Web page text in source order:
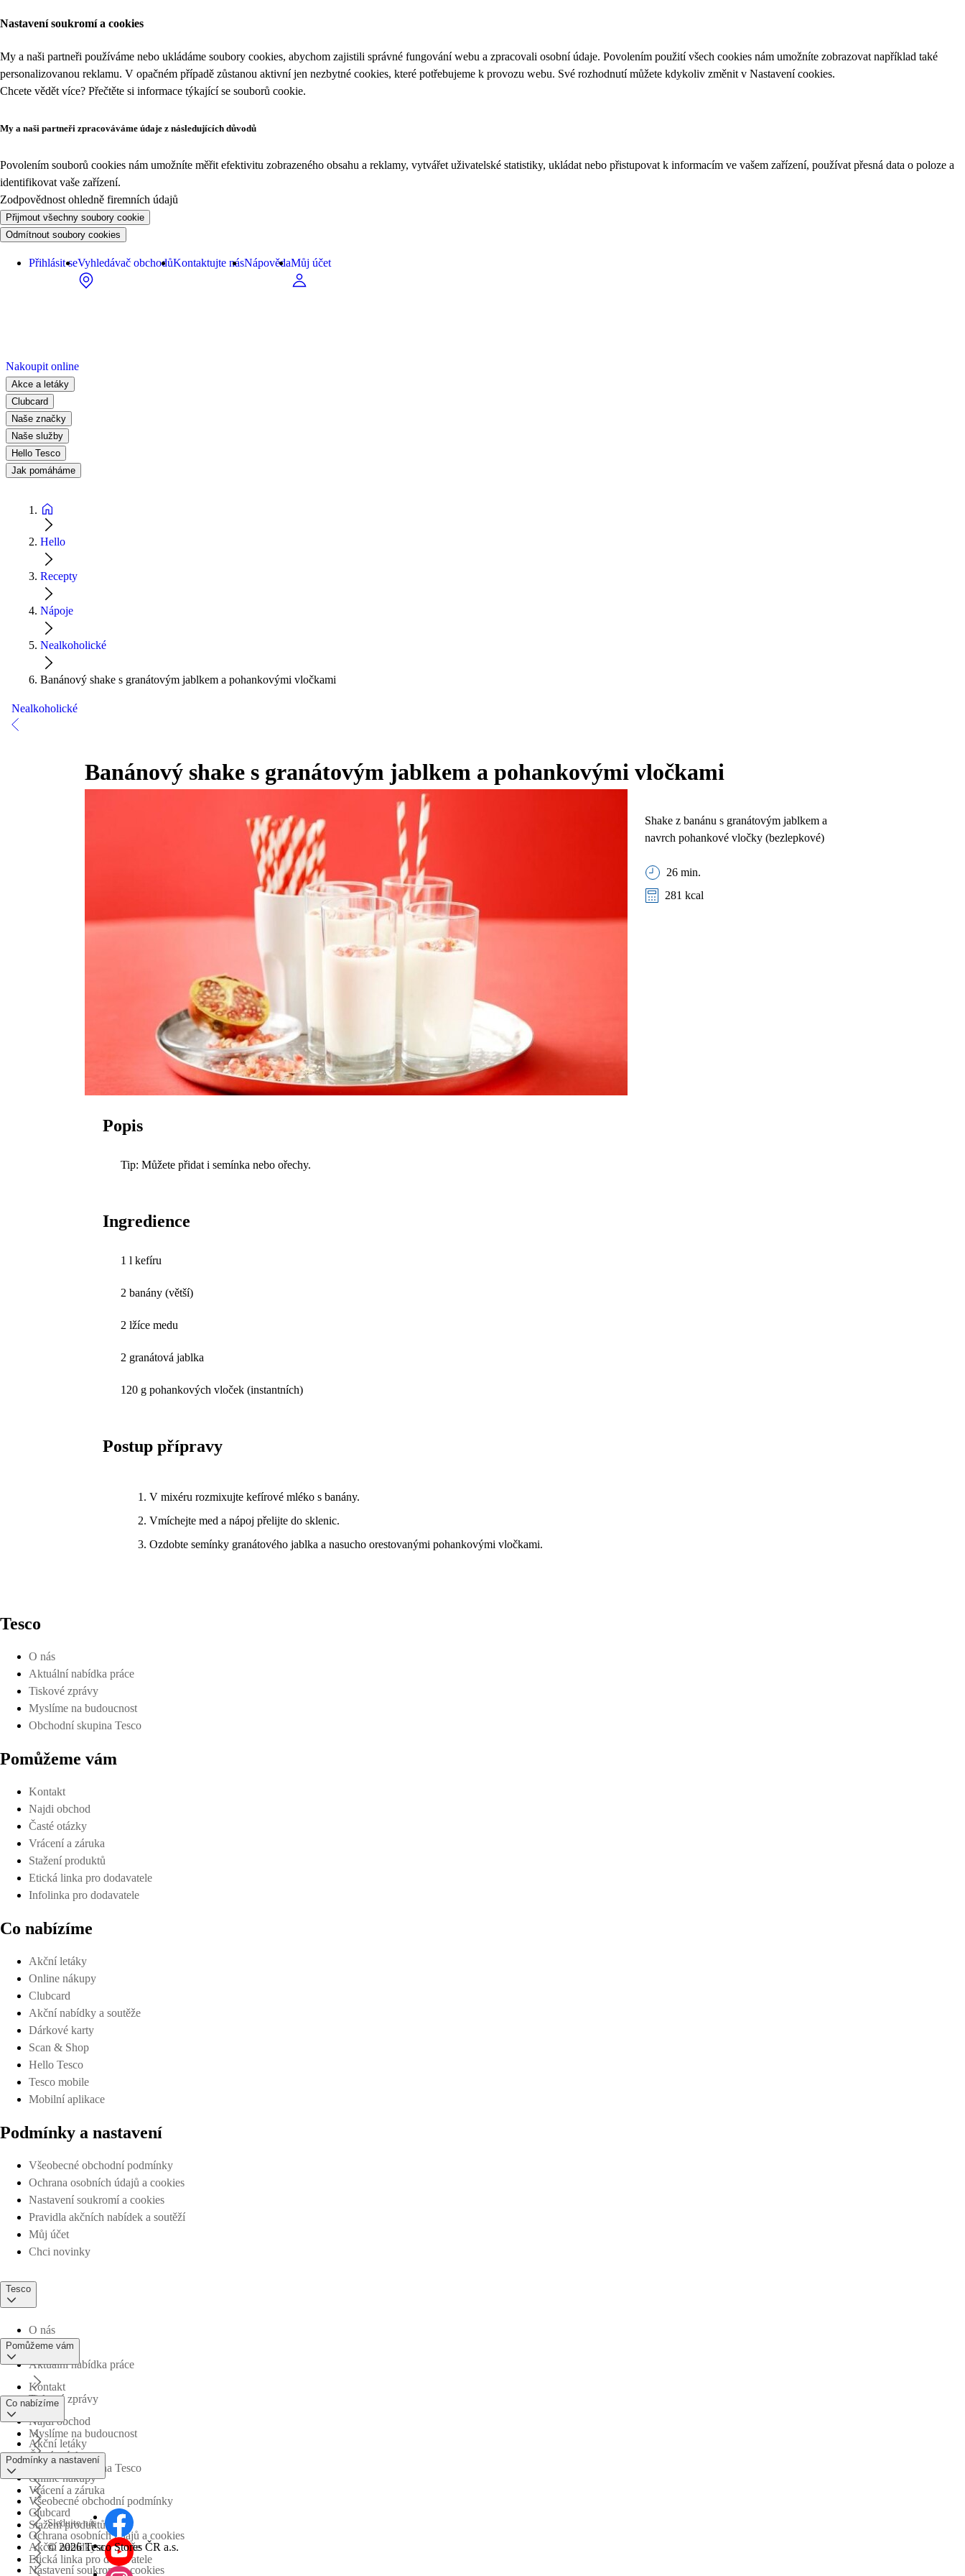
Nastavení soukromí a cookies
My a naši partneři používáme nebo ukládáme soubory cookies, abychom zajistili správné fungování webu a zpracovali osobní údaje. Povolením použití všech cookies nám umožníte zobrazovat například také
personalizovanou reklamu. V opačném případě zůstanou aktivní jen nezbytné cookies, které potřebujeme k provozu webu. Své rozhodnutí můžete kdykoliv změnit v Nastavení cookies.
Chcete vědět více? Přečtěte si informace týkající se souborů cookie.
My a naši partneři zpracováváme údaje z následujících důvodů
Povolením souborů cookies nám umožníte měřit efektivitu zobrazeného obsahu a reklamy, vytvářet uživatelské statistiky, ukládat nebo přistupovat k informacím ve vašem zařízení, používat přesná data o poloze a
identifikovat vaše zařízení.
Zodpovědnost ohledně firemních údajů
Přijmout všechny soubory cookie
Odmítnout soubory cookies
Přihlásit seVyhledávač obchodůKontaktujte násNápovědaMůj účet
Nakoupit online
Akce a letáky
Clubcard
Naše značky
Naše služby
Hello Tesco
Jak pomáháme
Hello
Recepty
Nápoje
Nealkoholické
Banánový shake s granátovým jablkem a pohankovými vločkami
Nealkoholické
Banánový shake s granátovým jablkem a pohankovými vločkami
Shake z banánu s granátovým jablkem a
navrch pohankové vločky (bezlepkové)
26 min.
281 kcal
Popis
Tip: Můžete přidat i semínka nebo ořechy.
Ingredience
1 l kefíru
2 banány (větší)
2 lžíce medu
2 granátová jablka
120 g pohankových vloček (instantních)
Postup přípravy
V mixéru rozmixujte kefírové mléko s banány.
Vmíchejte med a nápoj přelijte do sklenic.
Ozdobte semínky granátového jablka a nasucho orestovanými pohankovými vločkami.
Tesco
O nás
Aktuální nabídka práce
Tiskové zprávy
Myslíme na budoucnost
Obchodní skupina Tesco
Pomůžeme vám
Kontakt
Najdi obchod
Časté otázky
Vrácení a záruka
Stažení produktů
Etická linka pro dodavatele
Infolinka pro dodavatele
Co nabízíme
Akční letáky
Online nákupy
Clubcard
Akční nabídky a soutěže
Dárkové karty
Scan & Shop
Hello Tesco
Tesco mobile
Mobilní aplikace
Podmínky a nastavení
Všeobecné obchodní podmínky
Ochrana osobních údajů a cookies
Nastavení soukromí a cookies
Pravidla akčních nabídek a soutěží
Můj účet
Chci novinky
Tesco
O nás
Aktuální nabídka práce
Tiskové zprávy
Myslíme na budoucnost
Obchodní skupina Tesco
Pomůžeme vám
Kontakt
Najdi obchod
Časté otázky
Vrácení a záruka
Stažení produktů
Etická linka pro dodavatele
Co nabízíme
Akční letáky
Online nákupy
Clubcard
Akční nabídky a soutěže
Podmínky a nastavení
Všeobecné obchodní podmínky
Ochrana osobních údajů a cookies
Nastavení soukromí a cookies
Sledujte nás
© 2026 Tesco Stores ČR a.s.